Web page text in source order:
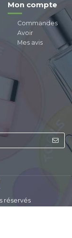
Mon compte
Commandes
Avoir
Mes avis
réservés